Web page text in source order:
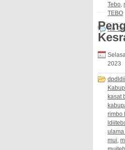
Tebo
TEBO
No
2023
kasat
rimbo
mui